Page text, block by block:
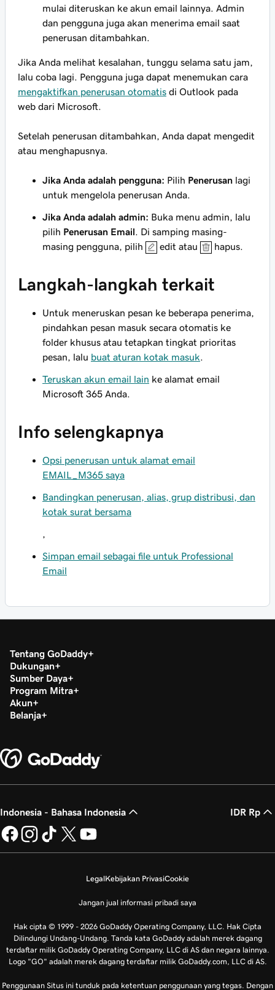
mulai diteruskan ke akun email lainnya. Admin
dan pengguna juga akan menerima email saat
penerusan ditambahkan.
Jika Anda melihat kesalahan, tunggu selama satu jam,
lalu coba lagi. Pengguna juga dapat menemukan cara
mengaktifkan penerusan otomatis di Outlook pada
web dari Microsoft.
Setelah penerusan ditambahkan, Anda dapat mengedit
atau menghapusnya.
Jika Anda adalah pengguna: Pilih Penerusan lagi
untuk mengelola penerusan Anda.
Jika Anda adalah admin: Buka menu admin, lalu
pilih Penerusan Email. Di samping masing-
masing pengguna, pilih
edit atau hapus.
Langkah-langkah terkait
Untuk meneruskan pesan ke beberapa penerima,
pindahkan pesan masuk secara otomatis ke
folder khusus atau tetapkan tingkat prioritas
pesan, lalu buat aturan kotak masuk.
Teruskan akun email lain ke alamat email
Microsoft 365 Anda.
Info selengkapnya
Opsi penerusan untuk alamat email
EMAIL_M365 saya
Bandingkan penerusan, alias, grup distribusi, dan
kotak surat bersama
,
Simpan email sebagai file untuk Professional
Email
Tentang GoDaddy
Dukungan
Sumber Daya
Program Mitra
Akun
Belanja
Indonesia - Bahasa Indonesia IDR Rp
LegalKebijakan PrivasiCookie
Jangan jual informasi pribadi saya
Hak cipta © 1999 - 2026 GoDaddy Operating Company, LLC. Hak Cipta
Dilindungi Undang-Undang. Tanda kata GoDaddy adalah merek dagang
terdaftar milik GoDaddy Operating Company, LLC di AS dan negara lainnya.
Logo "GO" adalah merek dagang terdaftar milik GoDaddy.com, LLC di AS.
Penggunaan Situs ini tunduk pada ketentuan penggunaan yang tegas. Dengan